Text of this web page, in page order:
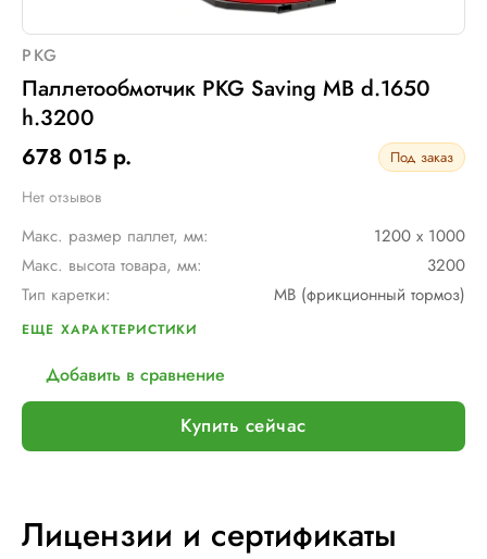
PKG
Паллетообмотчик PKG Saving MB d.1650
h.3200
678 015 р.
Под заказ
Нет отзывов
Макс. размер паллет, мм:
1200 х 1000
Макс. высота товара, мм:
3200
Тип каретки:
MB (фрикционный тормоз)
Скорость обмотки:
Мин. размер паллет, мм:
Тип питания:
220В
Макс. вес рулона с пленкой, кг:
16
Макс. грузоподъемность, кг:
2000 (Опция: 3000 )
ЕЩЕ ХАРАКТЕРИСТИКИ
Добавить в сравнение
Купить сейчас
Лицензии и сертификаты